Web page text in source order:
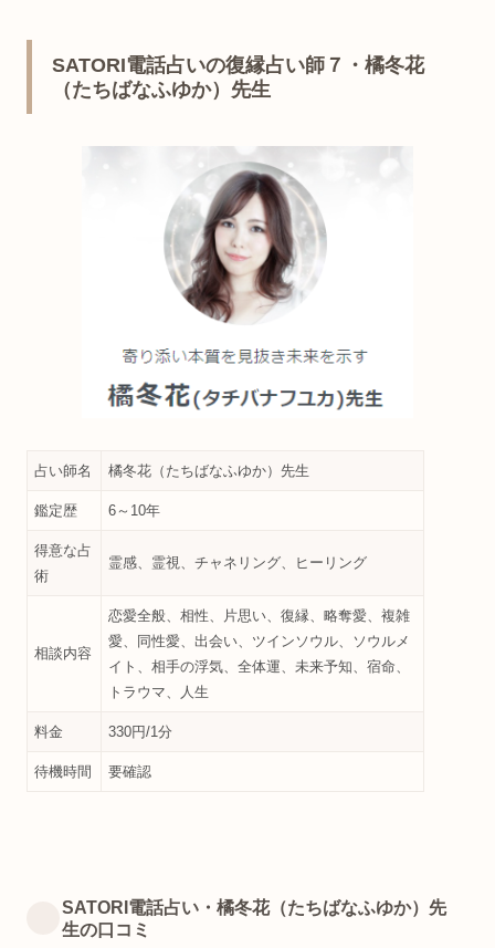
SATORI電話占いの復縁占い師７・橘冬花
（たちばなふゆか）先生
占い師名 橘冬花（たちばなふゆか）先生
鑑定歴 6～10年
得意な占
術
霊感、霊視、チャネリング、ヒーリング
相談内容
恋愛全般、相性、片思い、復縁、略奪愛、複雑
愛、同性愛、出会い、ツインソウル、ソウルメ
イト、相手の浮気、全体運、未来予知、宿命、
トラウマ、人生
料金 330円/1分
待機時間 要確認
SATORI電話占い・橘冬花（たちばなふゆか）先
生の口コミ